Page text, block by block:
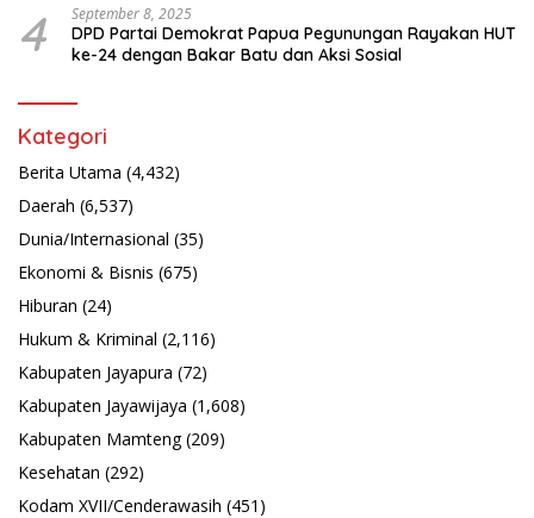
4 September 8, 2025
DPD Partai Demokrat Papua Pegunungan Rayakan HUT
ke-24 dengan Bakar Batu dan Aksi Sosial
Kategori
Berita Utama (4,432)
Daerah (6,537)
Dunia/Internasional (35)
Ekonomi & Bisnis (675)
Hiburan (24)
Hukum & Kriminal (2,116)
Kabupaten Jayapura (72)
Kabupaten Jayawijaya (1,608)
Kabupaten Mamteng(209)
Kesehatan (292)
Kodam XVII/Cenderawasih (451)